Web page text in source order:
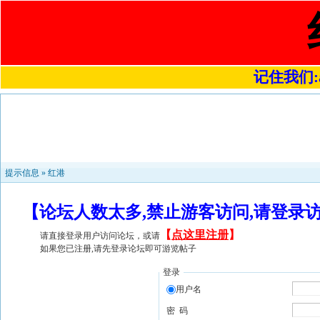
记住我们
提示信息 » 红港
【论坛人数太多,禁止游客访问,请登
请直接登录用户访问论坛，或请 【 点这里注册】
如果您已注册,请先登录论坛即可游览帖子
登录
用户名
密 码